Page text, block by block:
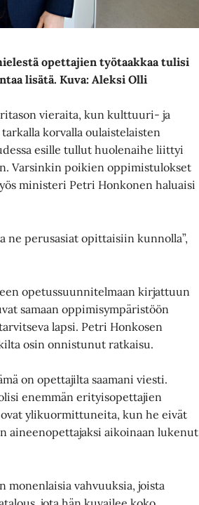
opettajien työtaakkaa tulisi
lisätä. Kuva: Aleksi Olli
vieraita, kun kulttuuri- ja
korvalla oulaistelaisten
esille tullut huolenaihe liittyi
Varsinkin poikien oppimistulokset
ministeri Petri Honkonen haluaisi
ne perusasiat opittaisiin kunnolla”,
opetussuunnitelmaan kirjattuun
samaan oppimisympäristöön
lapsi. Petri Honkosen
osin onnistunut ratkaisu.
on opettajilta saamani viesti.
enemmän erityisopettajien
ylikuormittuneita, kun he eivät
aineenopettajaksi aikoinaan lukenut
monenlaisia vahvuuksia, joista